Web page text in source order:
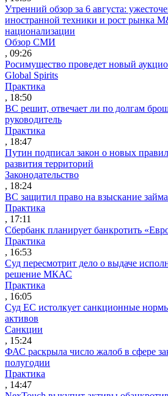
Утренний обзор за 6 августа:
иностранной техники и рост рынка
национализации
Обзор СМИ
, 09:26
Росимущество проведет новый
Global Spirits
Практика
, 18:50
ВС решит, отвечает ли по долгам
руководитель
Практика
, 18:47
Путин подписал закон о новых
развития территорий
Законодательство
, 18:24
ВС защитил право на взыскание
Практика
, 17:11
Сбербанк планирует банкротить
Практика
, 16:53
Суд пересмотрит дело о выдаче
решение МКАС
Практика
, 16:05
Суд ЕС истолкует санкционные
активов
Санкции
, 15:24
ФАС раскрыла число жалоб в сфере
полугодии
Практика
, 14:47